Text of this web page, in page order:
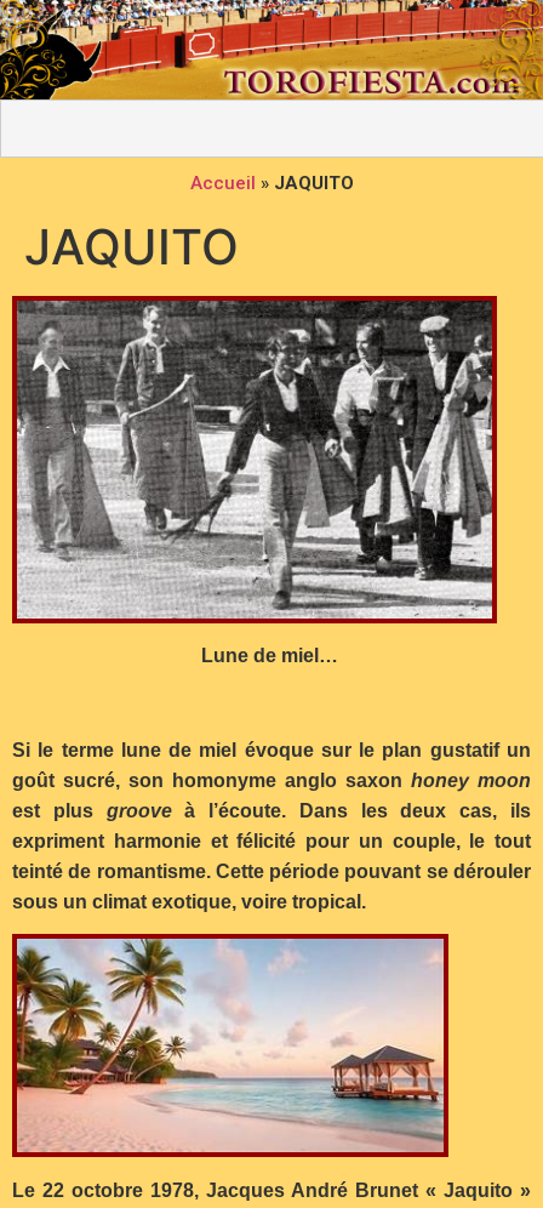
Accueil » JAQUITO
JAQUITO
Lune de miel…
Si le terme lune de miel évoque sur le plan gustatif un
goût sucré, son homonyme anglo saxon honey moon
est plus grooveà l’écoute. Dans les deux cas, ils
expriment harmonie et félicité pour un couple, le tout
teinté de romantisme. Cette période pouvant se dérouler
sous un climat exotique, voire tropical.
Le 22 octobre 1978, Jacques André Brunet « Jaquito »